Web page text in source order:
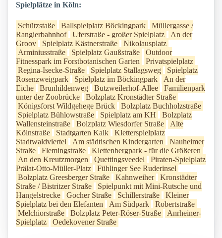
Spielplätze in Köln:
Schützstaße Ballspielplatz Böckingpark
Müllergasse /
Rangierbahnhof
Uferstraße - großer Spielplatz
An der
Groov
Spielplatz Kästnerstraße
Nikolausplatz
Arminiusstraße
Spielplatz Gaußstraße
Outdoor
Fitnesspark im Forstbotanischen Garten
Privatspielplatz
Regina-Isecke-Straße
Spielplatz Stallagsweg
Spielplatz
Rosenzweigpark
Spielplatz im Böckingpark
An der
Eiche
Brunhildenweg Butzweilerhof-Allee
Familienpark
unter der Zoobrücke
Bolzplatz Kronstädter Straße
Königsforst Wildgehege Brück
Bolzplatz Buchholzstraße
Spielplatz Bühlowstraße
Spielplatz am KH
Bolzplatz
Wallensteinstraße
Bolzplatz Wiesdorfer Straße
Alte
Kölnstraße
Stadtgarten Kalk
Kletterspielplatz
Stadtwaldviertel
Am städtischen Kindergarten
Nauheimer
Straße
Flemingstraße
Klettenbergpark - für die Größeren
An den Kreutzmorgen
Quettingsveedel
Piraten-Spielplatz
Prälat-Otto-Müller-Platz
Fühlinger See Ruderinsel
Bolzplatz Greesberger Straße
Kahnweiher
Kronstädter
Straße / Bistritzer Straße
Spielpunkt mit Mini-Rutsche und
Hangelstrecke
Gocher Straße Schillerstraße
Kleiner
Spielplatz bei den Elefanten
Am Südpark
Robertstraße
Melchiorstraße
Bolzplatz Peter-Röser-Straße
Anrheiner-
Spielplatz
Oedekovener Straße